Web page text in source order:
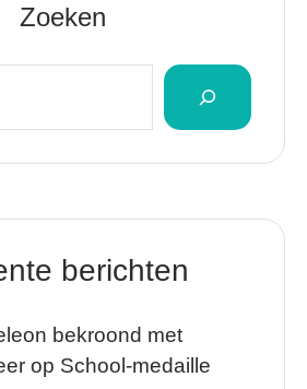
Zoeken
berichten
bekroond met
op School-medaille